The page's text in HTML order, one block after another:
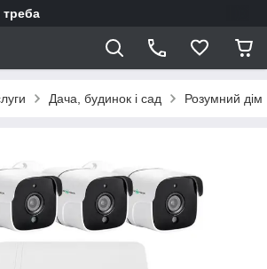
Дача, будинок і сад Розумний дім